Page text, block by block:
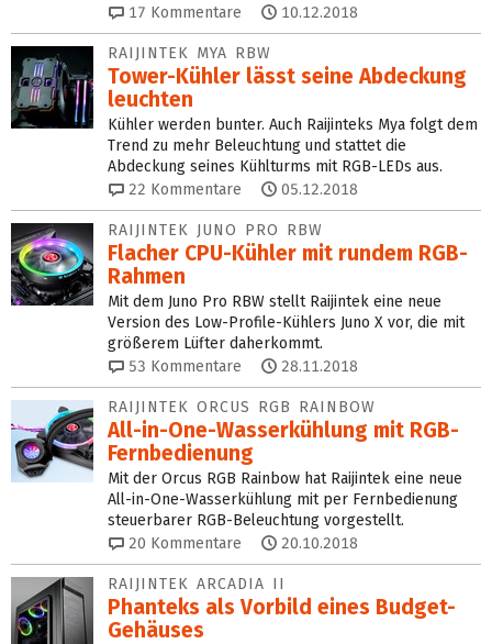
17 Kommentare 10.12.2018
RAIJINTEK MYA RBW
Tower-Kühler lässt seine Abdeckung
leuchten
Kühler werden bunter. Auch Raijinteks Mya folgt dem
Trend zu mehr Beleuchtung und stattet die
Abdeckung seines Kühlturms mit RGB-LEDs aus.
22 Kommentare 05.12.2018
RAIJINTEK JUNO PRO RBW
Flacher CPU-Kühler mit rundem RGB-
Rahmen
Mit dem Juno Pro RBW stellt Raijintek eine neue
Version des Low-Profile-Kühlers Juno X vor, die mit
größerem Lüfter daherkommt.
53 Kommentare 28.11.2018
RAIJINTEK ORCUS RGB RAINBOW
All-in-One-Wasserkühlung mit RGB-
Fernbedienung
Mit der Orcus RGB Rainbow hat Raijintek eine neue
All-in-One-Wasserkühlung mit per Fernbedienung
steuerbarer RGB-Beleuchtung vorgestellt.
20 Kommentare 20.10.2018
RAIJINTEK ARCADIA II
Phanteks als Vorbild eines Budget-
Gehäuses